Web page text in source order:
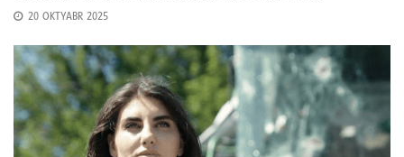
20 OKTYABR 2025